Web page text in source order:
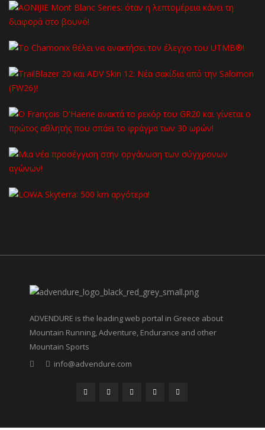
ADVENDURE is the leading web portal in Greece about
Mountain Running, Adventure, Endurance and other
Mountain Sports
info@advendure.com